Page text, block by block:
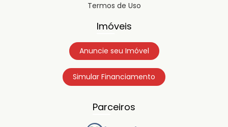
Termos de Uso
Imóveis
Anuncie seu Imóvel
Simular Financiamento
Parceiros